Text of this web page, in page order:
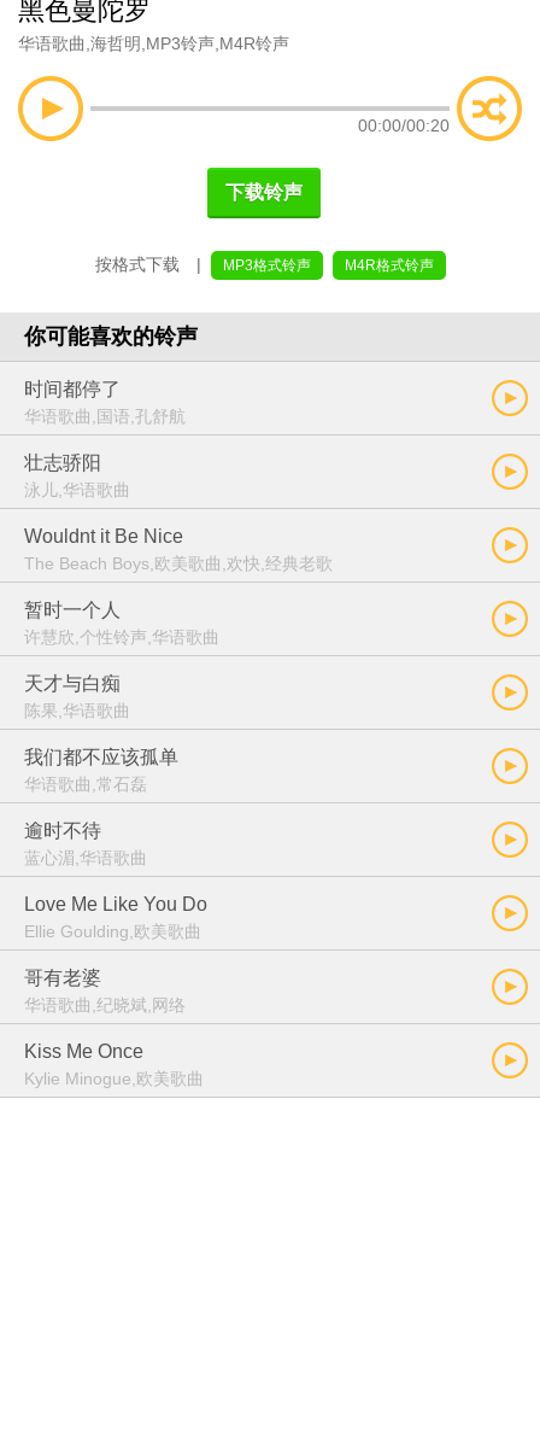
黑色曼陀罗
华语歌曲 海哲明 MP3铃声 M4R铃声
00:00/00:20
下载铃声
按格式下载 | MP3格式铃声 M4R格式铃声
你可能喜欢的铃声
时间都停了
华语歌曲,国语,孔舒航
壮志骄阳
泳儿,华语歌曲
Wouldnt it Be Nice
The Beach Boys,欧美歌曲,欢快,经典老歌
暂时一个人
许慧欣,个性铃声,华语歌曲
天才与白痴
陈果,华语歌曲
我们都不应该孤单
华语歌曲,常石磊
逾时不待
蓝心湄,华语歌曲
Love Me Like You Do
Ellie Goulding,欧美歌曲
哥有老婆
华语歌曲,纪晓斌,网络
Kiss Me Once
Kylie Minogue,欧美歌曲